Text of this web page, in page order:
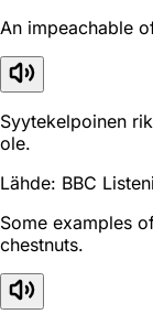
An impeachable
Syytekelpoinen
ole.
Lähde: BBC
Some examples
chestnuts.